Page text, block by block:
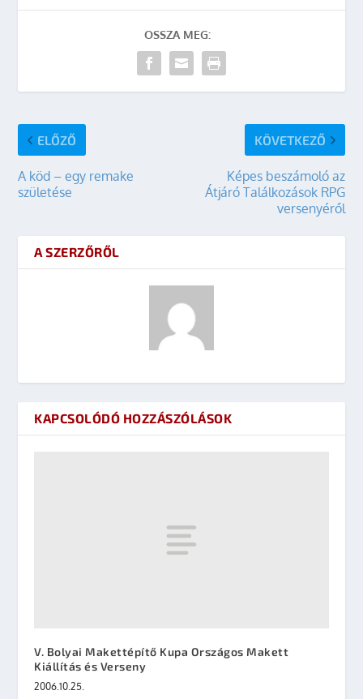
OSSZA MEG:
ELŐZŐ
A köd – egy remake
születése
KÖVETKEZŐ
Képes beszámoló az
Átjáró Találkozások RPG
versenyéről
A SZERZŐRŐL
KAPCSOLÓDÓ HOZZÁSZÓLÁSOK
V. Bolyai Makettépítő Kupa Országos Makett
Kiállítás és Verseny
2006.10.25.